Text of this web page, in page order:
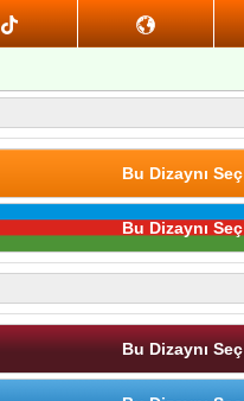
Bu Dizaynı Seç
Bu Dizaynı Seç
Bu Dizaynı Seç